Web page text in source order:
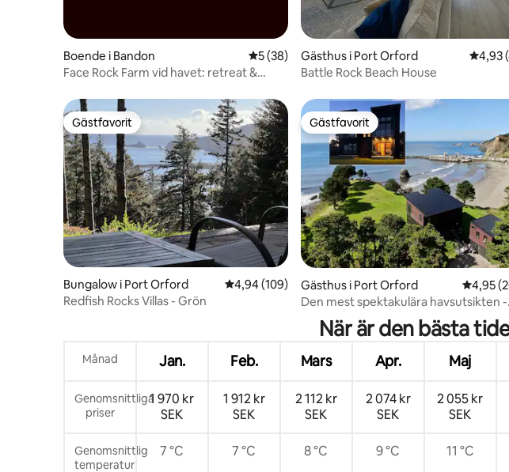
Boende i Bandon 5 av 5 i genomsnittligt betyg, 38 omdömen
5 (38)
Face Rock Farm vid havet: retreat &
Gästhus i Port Orford 4,93
4,93
Battle Rock Beach House
Gästfavorit
Gästfavorit
Bungalow i Port Orford 4,94 av 5 i genomsnittligt betyg, 109 omdömen
4,94 (109)
Redfish Rocks Villas - Grön
Gästfavorit
Gästfavorit
Gästhus i Port Orford 4,95 av
4,95
Den mest spektakulära havsutsikten -
Studio East Lower
När är den bästa
Månad Jan. Feb. Mars Apr. Maj
Genomsnittliga
priser
1 970 kr
SEK
1 912 kr
SEK
2 112 kr
SEK
2 074 kr
SEK
2 055 kr
SEK
Genomsnittlig
temperatur
7 °C 7 °C 8 °C 9 °C 11 °C